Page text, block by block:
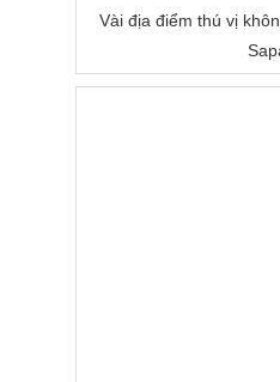
Vài địa điểm thú vị